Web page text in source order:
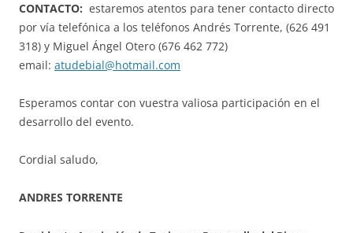
CONTACTO: estaremos atentos para tener contacto directo
por vía telefónica a los teléfonos Andrés Torrente, (626 491
318) y Miguel Ángel Otero (676 462 772)
email: atudebial@hotmail.com
Esperamos contar con vuestra valiosa participación en el
desarrollo del evento.
Cordial saludo,
ANDRES TORRENTE